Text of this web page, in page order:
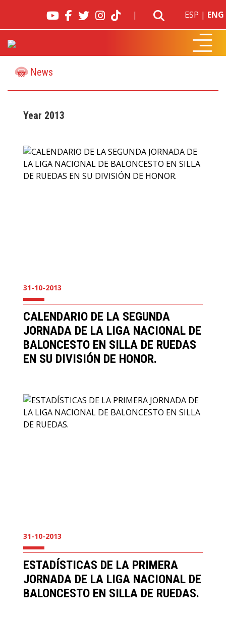
| ESP | ENG
News
Year 2013
31-10-2013
CALENDARIO DE LA SEGUNDA
JORNADA DE LA LIGA NACIONAL DE
BALONCESTO EN SILLA DE RUEDAS
EN SU DIVISIÓN DE HONOR.
31-10-2013
ESTADÍSTICAS DE LA PRIMERA
JORNADA DE LA LIGA NACIONAL DE
BALONCESTO EN SILLA DE RUEDAS.